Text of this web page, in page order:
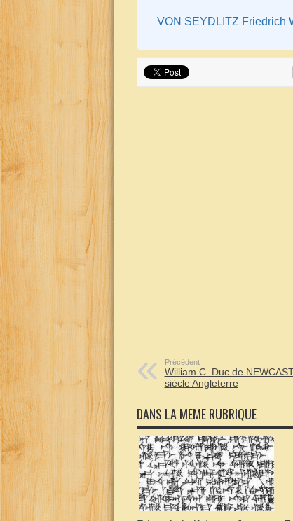
VON SEYDLITZ Friedrich
Précédent :
William C. Duc de
siècle Angleterre
DANS LA MEME RUBRIQUE